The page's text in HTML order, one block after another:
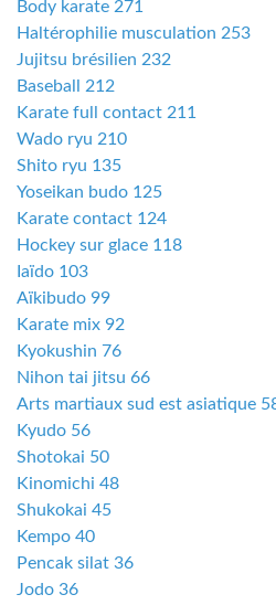
Body karate 271
Haltérophilie musculation 253
Jujitsu brésilien 232
Baseball 212
Karate full contact 211
Wado ryu 210
Shito ryu 135
Yoseikan budo 125
Karate contact 124
Hockey sur glace 118
Iaïdo 103
Aïkibudo 99
Karate mix 92
Kyokushin 76
Nihon tai jitsu 66
Arts martiaux sud est asiatique
Kyudo 56
Shotokai 50
Kinomichi 48
Shukokai 45
Kempo 40
Pencak silat 36
Jodo 36